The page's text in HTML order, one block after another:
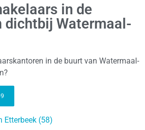
in de
dichtbij Watermaal-
in de buurt van Watermaal-
Etterbeek (58)